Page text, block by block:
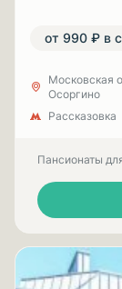
от 990 ₽ в
Московская
Осоргино
Рассказовка
Пансионаты